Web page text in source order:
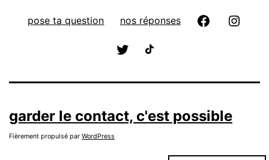
pose ta question nos réponses
garder le contact, c'est possible
Fièrement propulsé par WordPress